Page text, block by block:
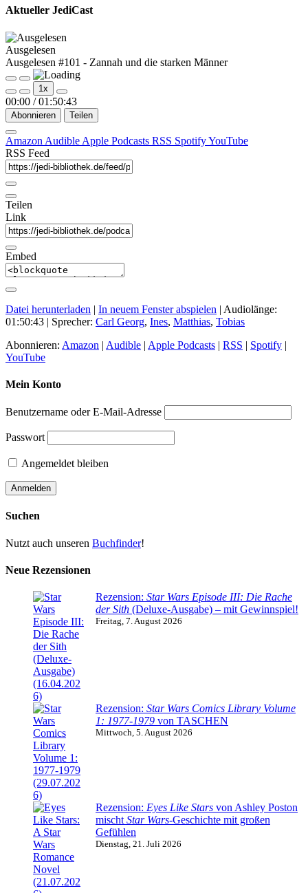
Aktueller JediCast
Ausgelesen
Ausgelesen #101 - Zannah und die starken Männer
Play
Episode
Pause
Episode
1x
00:00 / 01:50:43
Abonnieren Teilen
Amazon Audible Apple Podcasts RSS SpotifyYouTube
RSS Feed
Teilen
Link
Embed
Datei herunterladen | In neuem Fenster abspielen | Audiolänge:
01:50:43 | Sprecher: Carl Georg, Ines, Matthias, Tobias
Abonnieren: Amazon | Audible | Apple Podcasts | RSS | Spotify |
YouTube
Mein Konto
Benutzername oder E-Mail-Adresse
Passwort
Angemeldet bleiben
Suchen
Nutzt auch unseren Buchfinder!
Neue Rezensionen
Rezension: Star Wars Episode III: Die Rache
der Sith (Deluxe-Ausgabe) – mit Gewinnspiel!
Freitag, 7. August 2026
Rezension: Star Wars Comics Library Volume
1: 1977-1979 von TASCHEN
Mittwoch, 5. August 2026
Rezension: Eyes Like Stars von Ashley Poston
mischt Star Wars-Geschichte mit großen
Gefühlen
Dienstag, 21. Juli 2026